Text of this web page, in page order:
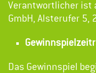
Verantwortlicher ist
GmbH, Alsterufer 5,
Das Gewinnspiel